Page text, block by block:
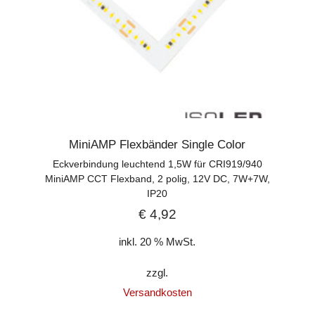
MiniAMP Flexbänder Single Color
Eckverbindung leuchtend 1,5W für CRI919/940
MiniAMP CCT Flexband, 2 polig, 12V DC, 7W+7W,
IP20
€4,92
inkl. 20 % MwSt.
zzgl.
Versandkosten